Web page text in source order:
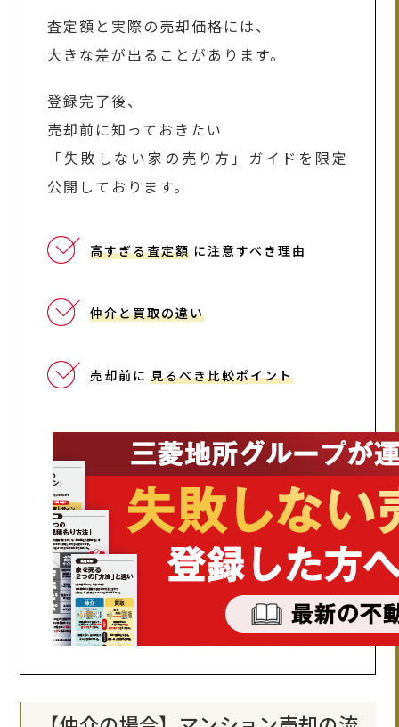
査定額と実際の売却価格には、
大きな差が出ることがあります。
登録完了後、
売却前に知っておきたい
「失敗しない家の売り方」ガイドを限定
公開しております。
高すぎる査定額 に注意すべき理由
仲介と買取の違い
売却前に 見るべき比較ポイント